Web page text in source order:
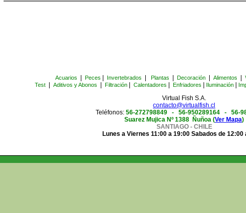
Acuarios Peces Invertebrados Plantas Decoración Alimentos
Test| Aditivos y Abonos Filtración| Calentadores Enfriadores Iluminación|
Virtual Fish S.A.
contacto@virtualfish.cl
Teléfonos: 56-272798849 - 56-950289164 - 56-
Suarez Mujica Nº 1388 Ñuñoa (Ver Mapa)
SANTIAGO - CHILE
Lunes a Viernes 11:00 a 19:00 Sabados de 12:00